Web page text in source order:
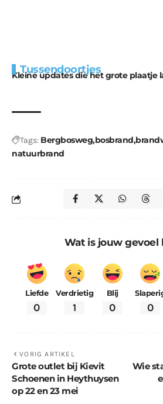
Tussendoortjes
Kleine updates die het grote plaatje
voor kabouters
Tags: Bergboswegbosbrand
natuurbrand
Wat is jouw gevoel
Liefde
0
Verdrietig
1
Blij
0 0
VORIG ARTIKEL
Grote outlet bij Kievit
Schoenen in Heythuysen
op 22 en 23 mei
Wie